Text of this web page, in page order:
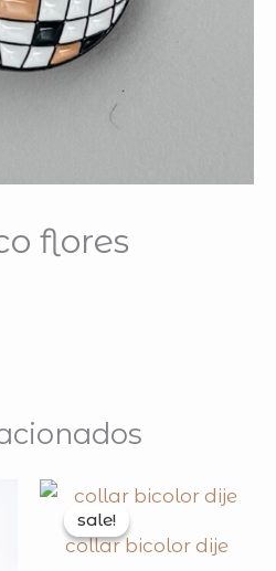
flores
sale!
sale!
collar bicolor dije
original
$149.00.
price